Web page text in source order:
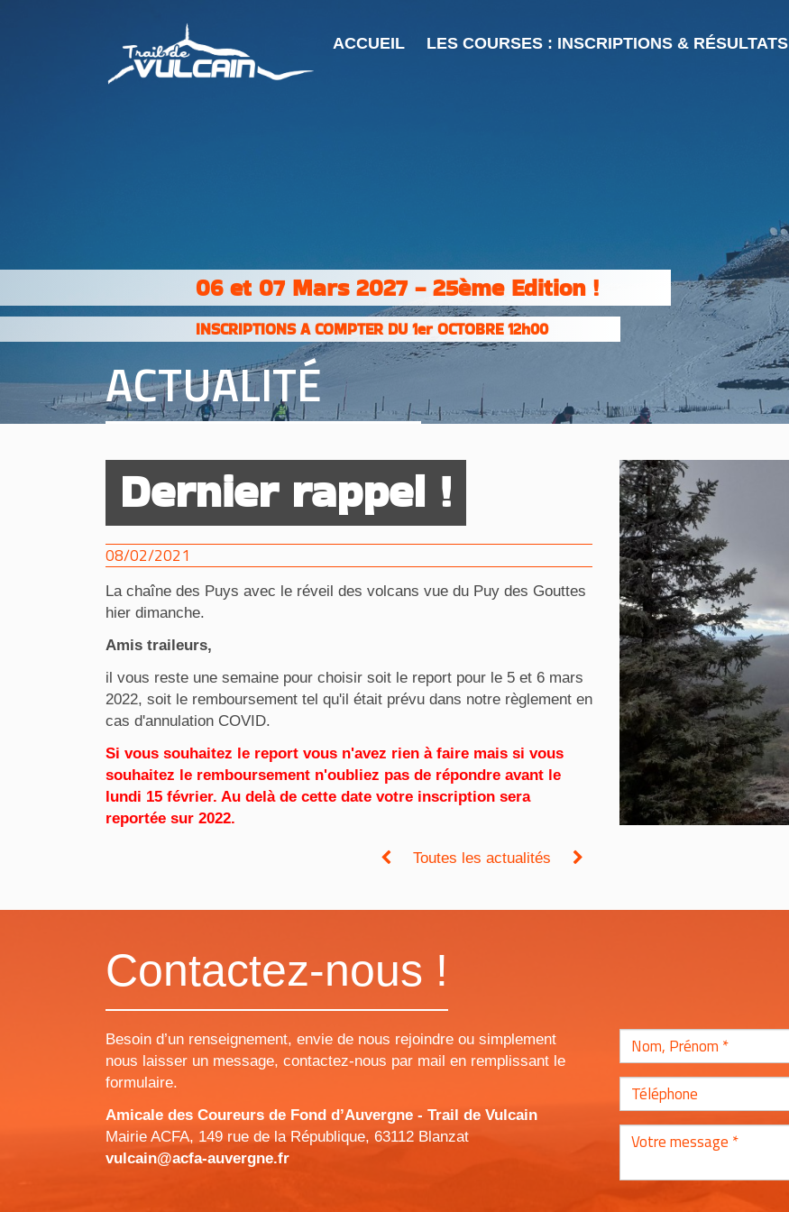
ACCUEIL LES COURSES : INSCRIPTIONS & RÉSULTATS
06 et 07 Mars 2027 - 25ème Edition !
INSCRIPTIONS A COMPTER DU 1er OCTOBRE 12h00
ACTUALITÉ
Dernier rappel !
08/02/2021
La chaîne des Puys avec le réveil des volcans vue du Puy des Gouttes
hier dimanche.
Amis traileurs,
il vous reste une semaine pour choisir soit le report pour le 5 et 6 mars
2022, soit le remboursement tel qu'il était prévu dans notre règlement en
cas d'annulation COVID.
Si vous souhaitez le report vous n'avez rien à faire mais si vous
souhaitez le remboursement n'oubliez pas de répondre avant le
lundi 15 février. Au delà de cette date votre inscription sera
reportée sur 2022.
Toutes les actualités
Contactez-nous !
Besoin d’un renseignement, envie de nous rejoindre ou simplement
nous laisser un message, contactez-nous par mail en remplissant le
formulaire.
Amicale des Coureurs de Fond d’Auvergne - Trail de Vulcain
Mairie ACFA, 149 rue de la République, 63112 Blanzat
vulcain@acfa-auvergne.fr